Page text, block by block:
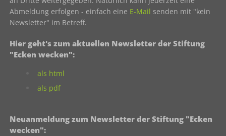
Abmeldung erfolgen - einfach eine E-Mail senden mit "kein
Newsletter" im Betreff.
Hier geht's zum aktuellen Newsletter der Stiftung
"Ecken wecken":
als html
als pdf
Neuanmeldung zum Newsletter der Stiftung "Ecken
wecken":